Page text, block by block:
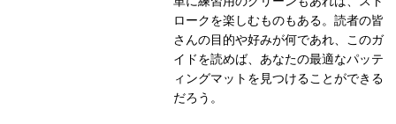
ロークを楽しむものもある。読者の皆
さんの目的や好みが何であれ、このガ
イドを読めば、あなたの最適なパッテ
ィングマットを見つけることができる
だろう。